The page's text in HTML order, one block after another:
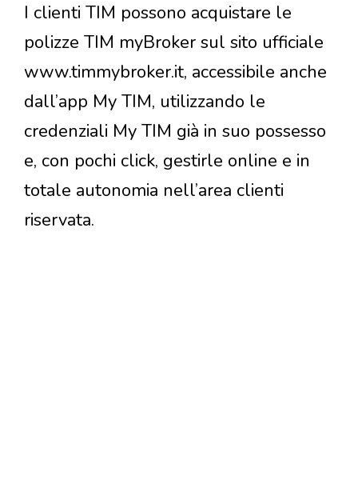
I clienti TIM possono acquistare le
polizze TIM myBroker sul sito ufficiale
www.timmybroker.it, accessibile anche
dall’app My TIM, utilizzando le
credenziali My TIM già in suo possesso
e, con pochi click, gestirle online e in
totale autonomia nell’area clienti
riservata.